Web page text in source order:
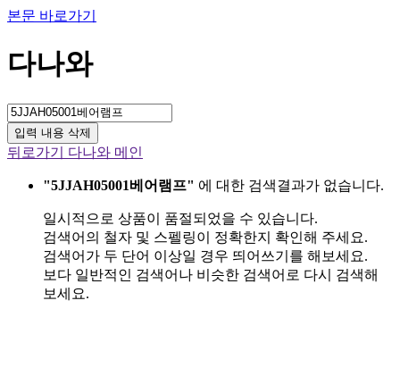
본문 바로가기
다나와
입력 내용 삭제
뒤로가기 다나와 메인
"5JJAH05001베어램프" 에 대한 검색결과가 없습니다.
일시적으로 상품이 품절되었을 수 있습니다.
검색어의 철자 및 스펠링이 정확한지 확인해 주세요.
검색어가 두 단어 이상일 경우 띄어쓰기를 해보세요.
보다 일반적인 검색어나 비슷한 검색어로 다시 검색해
보세요.